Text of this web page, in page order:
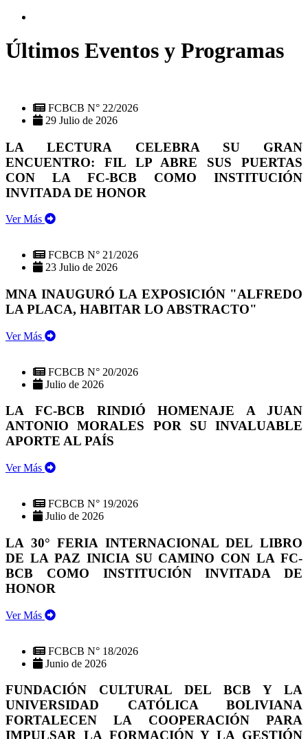
Últimos Eventos y Programas
FCBCB N° 22/2026
29 Julio de 2026
LA LECTURA CELEBRA SU GRAN
ENCUENTRO: FIL LP ABRE SUS PUERTAS
CON LA FC-BCB COMO INSTITUCIÓN
INVITADA DE HONOR
Ver Más
FCBCB N° 21/2026
23 Julio de 2026
MNA INAUGURÓ LA EXPOSICIÓN "ALFREDO
LA PLACA, HABITAR LO ABSTRACTO"
Ver Más
FCBCB N° 20/2026
Julio de 2026
LA FC-BCB RINDIÓ HOMENAJE A JUAN
ANTONIO MORALES POR SU INVALUABLE
APORTE AL PAÍS
Ver Más
FCBCB N° 19/2026
Julio de 2026
LA 30° FERIA INTERNACIONAL DEL LIBRO
DE LA PAZ INICIA SU CAMINO CON LA FC-
BCB COMO INSTITUCIÓN INVITADA DE
HONOR
Ver Más
FCBCB N° 18/2026
Junio de 2026
FUNDACIÓN CULTURAL DEL BCB Y LA
UNIVERSIDAD CATÓLICA BOLIVIANA
FORTALECEN LA COOPERACIÓN PARA
IMPULSAR LA FORMACIÓN Y LA GESTIÓN